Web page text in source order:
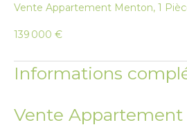
Vente Appartement Menton, 1
139 000 €
Informations
Vente